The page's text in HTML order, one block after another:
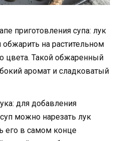
приготовления супа: лук
на растительном
цвета. Такой обжаренный
аромат и сладковатый
для добавления
можно нарезать лук
его в самом конце